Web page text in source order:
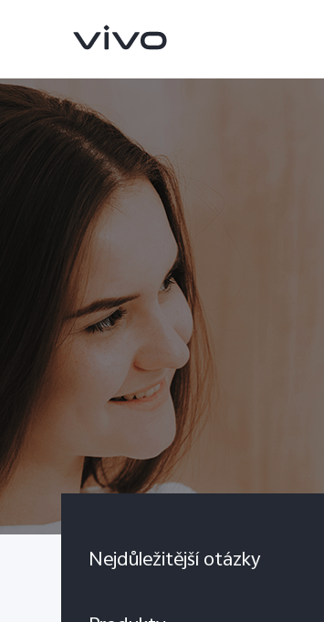
X300 Ultra
Nejdůležitější otázky